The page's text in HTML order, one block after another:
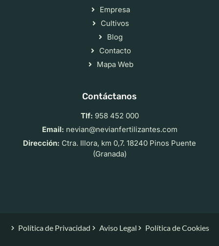
Empresa
Cultivos
Blog
Contacto
Mapa Web
Contáctanos
Tlf: 958 452 000
Email: nevian@nevianfertilizantes.com
Dirección: Ctra. Illora, km 0,7. 18240 Pinos Puente
(Granada)
Política de Privacidad Aviso Legal Política de Cookies